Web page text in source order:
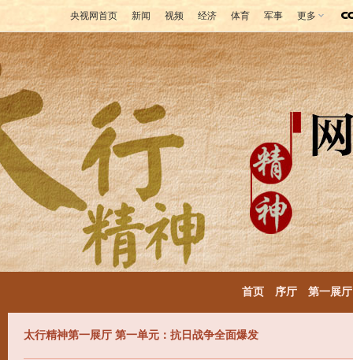
央视网首页 新闻 视频 经济 体育 军事 更多
首页 序厅 第一展厅
太行精神第一展厅 第一单元：抗日战争全面爆发